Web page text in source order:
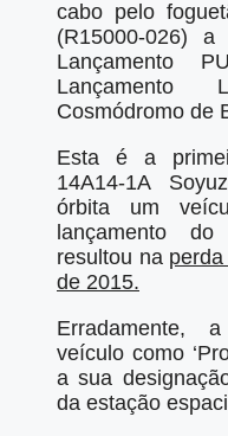
cabo pelo
(R15000-026)
Lançamento
Lançamento
Cosmódromo de
Esta é a
14A14-1A
órbita um
lançamento
resultou na
de 2015.
Erradamente,
veículo como
a sua
da estação